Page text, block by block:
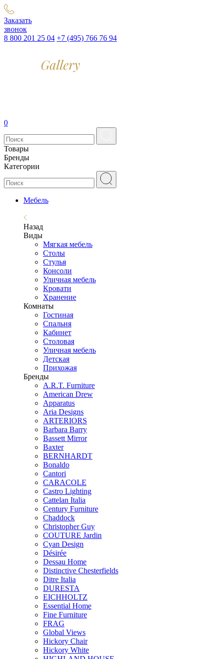
Заказать
звонок
8 800 201 25 04 +7 (495) 766 76 94
0
Товары
Бренды
Категории
Мебель
Назад
Виды
Мягкая мебель
Столы
Стулья
Консоли
Уличная мебель
Кровати
Хранение
Комнаты
Гостиная
Спальня
Кабинет
Столовая
Уличная мебель
Детская
Прихожая
Бренды
A.R.T. Furniture
American Drew
Apparatus
Aria Designs
ARTERIORS
Barbara Barry
Bassett Mirror
Baxter
BERNHARDT
Bonaldo
Cantori
CARACOLE
Castro Lighting
Cattelan Italia
Century Furniture
Chaddock
Christopher Guy
COUTURE Jardin
Cyan Design
Désirée
Dessau Home
Distinctive Chesterfields
Ditre Italia
DURESTA
EICHHOLTZ
Essential Home
Fine Furniture
FRAG
Global Views
Hickory Chair
Hickory White